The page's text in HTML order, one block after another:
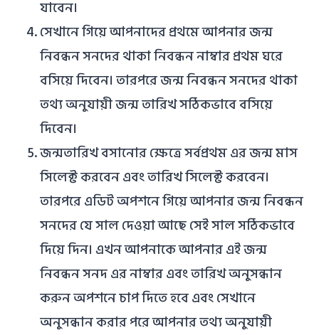
যাবেন।
সেখানে গিয়ে আপনাদের প্রথমে আপনার জন্ম
নিবন্ধন সনদের থাকা নিবন্ধন নাম্বার প্রথম ঘরে
বসিয়ে দিবেন। তারপরে জন্ম নিবন্ধন সনদের থাকা
তথ্য অনুযায়ী জন্ম তারিখ সঠিকভাবে বসিয়ে
দিবেন।
জন্মতারিখ বসানোর ক্ষেত্রে সর্বপ্রথম এর জন্ম মাস
সিলেক্ট করবেন এবং তারিখ সিলেক্ট করবেন।
তারপরে এডিট অপশনে গিয়ে আপনার জন্ম নিবন্ধন
সনদের যে সাল দেওয়া আছে সেই সাল সঠিকভাবে
দিয়ে দিন। এখন আপনাকে আপনার এই জন্ম
নিবন্ধন সনদ এর নাম্বার এবং তারিখ অনুসন্ধান
করুন অপশনে চাপ দিতে হবে এবং সেখানে
অনুসন্ধান করার পরে আপনার তথ্য অনুযায়ী